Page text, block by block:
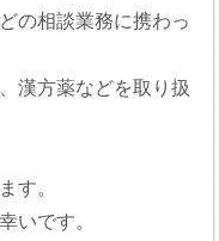
の相談業務に携わっ
漢方薬などを取り扱
す。
いです。